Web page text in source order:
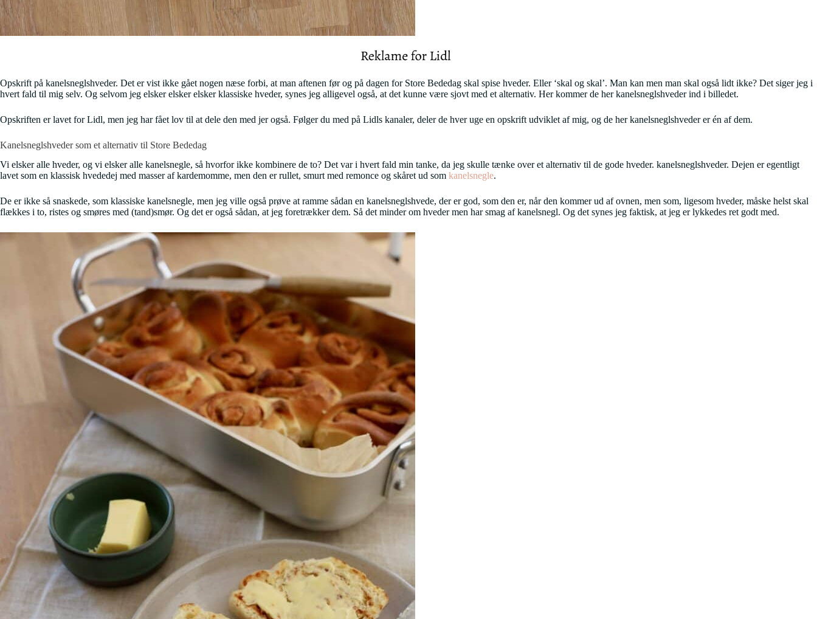
Opskrift på kanelsneglshveder. Det er vist ikke gået nogen næse forbi, at man aftenen før og på dagen for Store Bededag skal spise hveder. Eller ‘skal og skal’. Man kan men man skal også lidt ikke? Det siger jeg i
hvert fald til mig selv. Og selvom jeg elsker elsker elsker klassiske hveder, synes jeg alligevel også, at det kunne være sjovt med et alternativ. Her kommer de her kanelsneglshveder ind i billedet.
Opskriften er lavet for Lidl, men jeg har fået lov til at dele den med jer også. Følger du med på Lidls kanaler, deler de hver uge en opskrift udviklet af mig, og de her kanelsneglshveder er én af dem.
Kanelsneglshveder som et alternativ til Store Bededag
Vi elsker alle hveder, og vi elsker alle kanelsnegle, så hvorfor ikke kombinere de to? Det var i hvert fald min tanke, da jeg skulle tænke over et alternativ til de gode hveder. kanelsneglshveder. Dejen er egentligt
lavet som en klassisk hvededej med masser af kardemomme, men den er rullet, smurt med remonce og skåret ud som kanelsnegle.
De er ikke så snaskede, som klassiske kanelsnegle, men jeg ville også prøve at ramme sådan en kanelsneglshvede, der er god, som den er, når den kommer ud af ovnen, men som, ligesom hveder, måske helst skal
flækkes i to, ristes og smøres med (tand)smør. Og det er også sådan, at jeg foretrækker dem. Så det minder om hveder men har smag af kanelsnegl. Og det synes jeg faktisk, at jeg er lykkedes ret godt med.